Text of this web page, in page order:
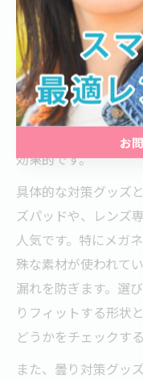
メガネとマスクを併
ズに付着しやすく、
す。これを防ぐため
ットさせることや、
選ぶことがポイント
曇り止めグッズや、
効果的です。
具体的な対策グッズ
ズパッドや、レンズ
人気です。特にメガ
殊な素材が使われて
漏れを防ぎます。選
りフィットする形状
どうかをチェックす
また、曇り対策グッ
お
お